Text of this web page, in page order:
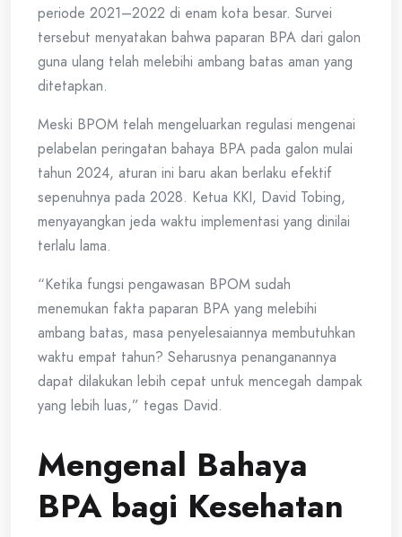
periode 2021–2022 di enam kota besar. Survei
tersebut menyatakan bahwa paparan BPA dari galon
guna ulang telah melebihi ambang batas aman yang
ditetapkan.
Meski BPOM telah mengeluarkan regulasi mengenai
pelabelan peringatan bahaya BPA pada galon mulai
tahun 2024, aturan ini baru akan berlaku efektif
sepenuhnya pada 2028. Ketua KKI, David Tobing,
menyayangkan jeda waktu implementasi yang dinilai
terlalu lama.
“Ketika fungsi pengawasan BPOM sudah
menemukan fakta paparan BPA yang melebihi
ambang batas, masa penyelesaiannya membutuhkan
waktu empat tahun? Seharusnya penanganannya
dapat dilakukan lebih cepat untuk mencegah dampak
yang lebih luas,” tegas David.
Mengenal Bahaya
BPA bagi Kesehatan